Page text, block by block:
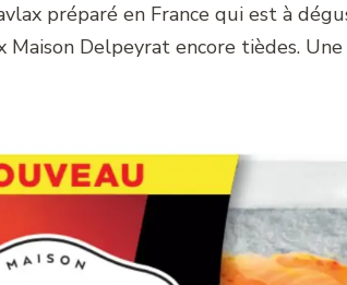
préparé en France qui est à
Maison Delpeyrat encore tièdes.